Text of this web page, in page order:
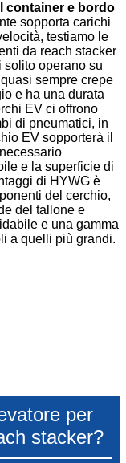
container e bordo
sopporta carichi
testiamo le
da reach stacker
solito operano su
sempre crepe
e ha una durata
EV ci offrono
di pneumatici, in
EV sopporterà il
e la superficie di
di HYWG è
del cerchio,
del tallone e
e una gamma
a quelli più grandi.
per
stacker?